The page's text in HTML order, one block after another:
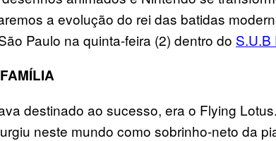
a evolução do rei das batidas
Paulo na quinta-feira (2) dentro do S.U.B
destinado ao sucesso, era o Flying
neste mundo como sobrinho-neto da